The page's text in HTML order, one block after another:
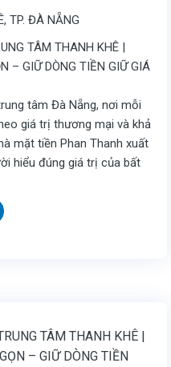
TP. ĐÀ NẴNG
TÂM THANH KHÊ |
– GIỮ DÒNG TIỀN GIỮ GIÁ
tâm Đà Nẵng, nơi mỗi
giá trị thương mại và khả
mặt tiền Phan Thanh xuất
hiểu đúng giá trị của bất
TÂM THANH KHÊ |
– GIỮ DÒNG TIỀN